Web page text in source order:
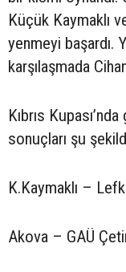
Küçük Kaymaklı
yenmeyi başardı.
karşılaşmada
Kıbrıs
sonuçları şu
K.Kaymaklı –
Akova – GAÜ